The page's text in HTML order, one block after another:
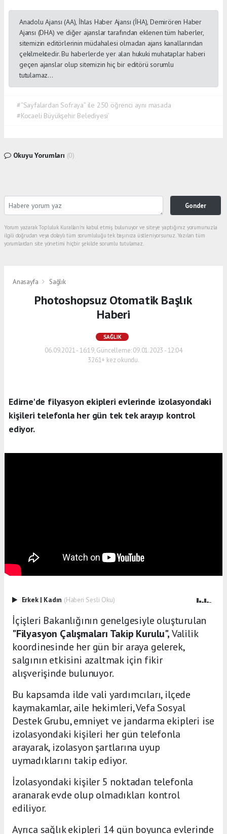
Anadolu Ajansı (AA), İhlas Haber Ajansı (İHA), Demirören Haber
Ajansı (DHA) ve diğer ajanslar tarafından eklenen tüm haberler,
sitemizin editörlerinin müdahalesi olmadan ajans kanallarından
çekilmektedir. Bu haberlerde yer alan hukuki muhataplar haberi
geçen ajanslar olup sitemizin hiç bir editörü sorumlu
tutulamaz...
#“Sayfalardan Sofraya” ile 250 öğrenci aynı masada
#Kocaeli Büyükşehir Belediyesi’
Okuyu Yorumları (0)
Gonder
Yorum yazarak Topluluk Kuralları’nı kabul etmiş bulunuyor ve siteye yaptığınız yorumunuzla
ilgili doğrudan veya dolaylı tüm sorumluluğu tek başınıza üstleniyorsunuz. Yazılan tüm
yorumlardan site yönetimi hiçbir şekilde sorumlu tutulamaz.
Anasayfa Sağlık
Photoshopsuz Otomatik Başlık
Haberi
SAĞLIK
06.09.2021 - 16:19, Güncelleme: 09.01.2023 - 12:04
3261+ kez okundu.
Edirne'de filyasyon ekipleri evlerinde izolasyondaki
kişileri telefonla her gün tek tek arayıp kontrol
ediyor.
Erkek | Kadın (Haberi Sesli Oku)
İçişleri Bakanlığının genelgesiyle oluşturulan
"Filyasyon Çalışmaları Takip Kurulu",Valilik
koordinesinde her gün bir araya gelerek,
salgının etkisini azaltmak için fikir
alışverişinde bulunuyor.
Bu kapsamda ilde vali yardımcıları, ilçede
kaymakamlar, aile hekimleri, Vefa Sosyal
Destek Grubu, emniyet ve jandarma ekipleri ise
izolasyondaki kişileri her gün telefonla
arayarak, izolasyon şartlarına uyup
uymadıklarını takip ediyor.
İzolasyondaki kişiler 5 noktadan telefonla
aranarak evde olup olmadıkları kontrol
ediliyor.
Ayrıca sağlık ekipleri 14 gün boyunca evlerinde